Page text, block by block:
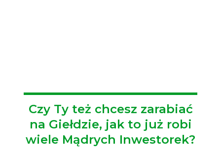
Czy Ty też chcesz zarabiać
na Giełdzie, jak to już robi
wiele Mądrych Inwestorek?